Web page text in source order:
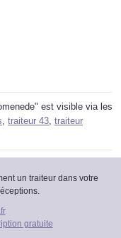
est visible via les
, traiteur 43, traiteur
un traiteur dans votre
gratuite